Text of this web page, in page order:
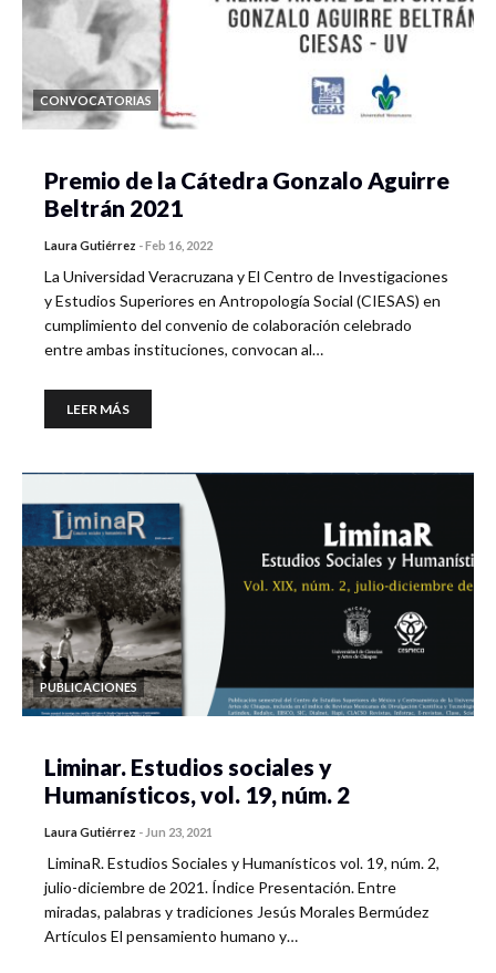
CONVOCATORIAS
Premio de la Cátedra Gonzalo Aguirre
Beltrán 2021
Laura Gutiérrez -Feb 16, 2022
La Universidad Veracruzana y El Centro de Investigaciones
y Estudios Superiores en Antropología Social (CIESAS) en
cumplimiento del convenio de colaboración celebrado
entre ambas instituciones, convocan al…
LEER MÁS
PUBLICACIONES
Liminar. Estudios sociales y
Humanísticos, vol. 19, núm. 2
Laura Gutiérrez - Jun 23, 2021
LiminaR. Estudios Sociales y Humanísticos vol. 19, núm. 2,
julio-diciembre de 2021. Índice Presentación. Entre
miradas, palabras y tradiciones Jesús Morales Bermúdez
Artículos El pensamiento humano y…